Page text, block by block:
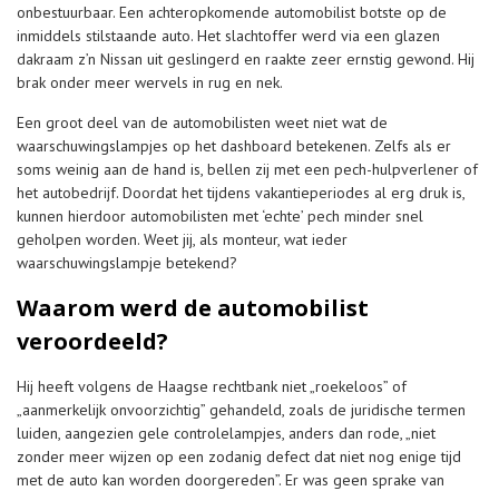
onbestuurbaar. Een achteropkomende automobilist botste op de
inmiddels stilstaande auto. Het slachtoffer werd via een glazen
dakraam z’n Nissan uit geslingerd en raakte zeer ernstig gewond. Hij
brak onder meer wervels in rug en nek.
Een groot deel van de automobilisten weet niet wat de
waarschuwingslampjes op het dashboard betekenen. Zelfs als er
soms weinig aan de hand is, bellen zij met een pech-hulpverlener of
het autobedrijf. Doordat het tijdens vakantieperiodes al erg druk is,
kunnen hierdoor automobilisten met ‘echte’ pech minder snel
geholpen worden. Weet jij, als monteur, wat ieder
waarschuwingslampje betekend?
Waarom werd de automobilist
veroordeeld?
Hij heeft volgens de Haagse rechtbank niet „roekeloos” of
„aanmerkelijk onvoorzichtig” gehandeld, zoals de juridische termen
luiden, aangezien gele controlelampjes, anders dan rode, „niet
zonder meer wijzen op een zodanig defect dat niet nog enige tijd
met de auto kan worden doorgereden”. Er was geen sprake van